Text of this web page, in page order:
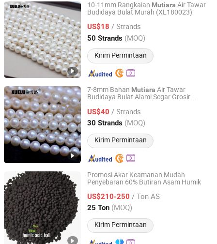
10-11mm Rangkaian Mutiara Air Tawar
Budidaya Bulat Murah (XL180023)
US$18 / Strands
50 Strands (MOQ)
Kirim Permintaan
Zhuji Xueluo Pearl Jewelry Co., Ltd.
Zhejiang, China Harga mulai 2013
7-8mm Bahan Mutiara Air Tawar
Budidaya Bulat Alami Segar Grosir
US$40 / Strands
30 Strands (MOQ)
Kirim Permintaan
Zhuji Xueluo Pearl Jewelry Co., Ltd.
Zhejiang, China Harga mulai 2013
Promosi Akar Keamanan Mudah
Penyebaran 60% Butiran Asam Humik
US$210-250 / Ton AS
25 Ton (MOQ)
Kirim Permintaan
Changsha New-Nutri Agriculture & Technology Co., Ltd
Hunan, China Harga mulai 2025